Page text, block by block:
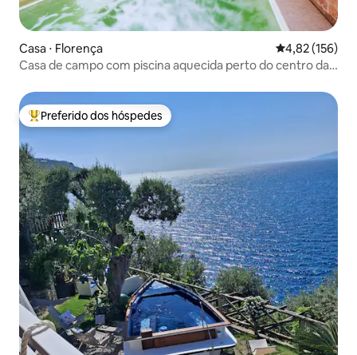
Casa ⋅ Florença 4,82 de uma
4,82 (156)
Casa de campo com piscina aquecida perto do centro da
Entre os melhores preferidos dos hóspedes
Preferido dos hóspedes